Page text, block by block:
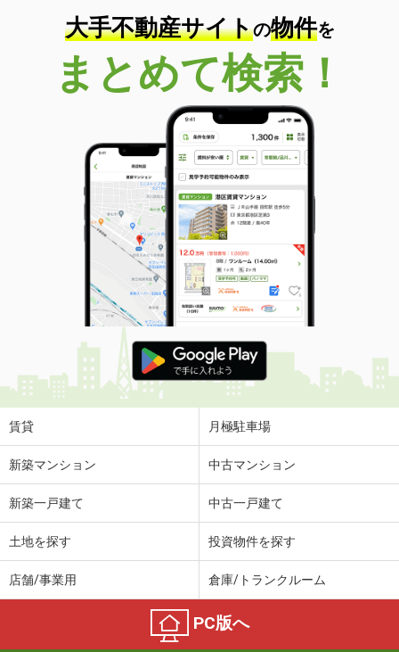
大手不動産サイトの物件を
まとめて検索！
賃貸 月極駐車場
新築マンション 中古マンション
新築一戸建て 中古一戸建て
土地を探す 投資物件を探す
店舗/事業用 倉庫/トランクルーム
PC版へ